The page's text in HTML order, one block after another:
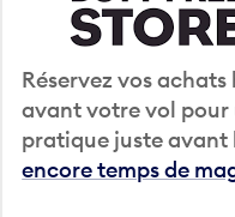
Réservez vos achats
avant votre vol
pratique juste avant
encore temps de